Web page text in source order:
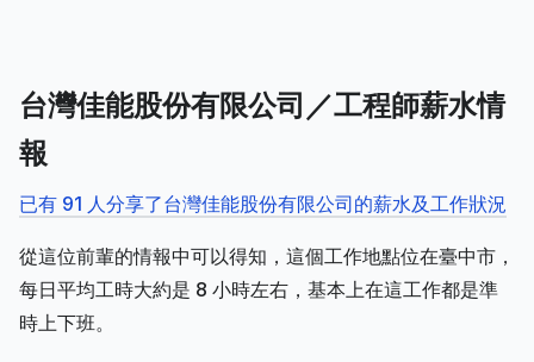
台灣佳能股份有限公司／工程師薪水情
報
已有 91 人分享了台灣佳能股份有限公司的薪水及工作狀況
從這位前輩的情報中可以得知，這個工作地點位在臺中市，
每日平均工時大約是 8 小時左右，基本上在這工作都是準
時上下班。